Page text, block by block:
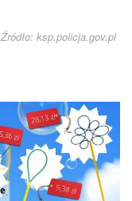
Źródło: ksp.policja.gov.pl